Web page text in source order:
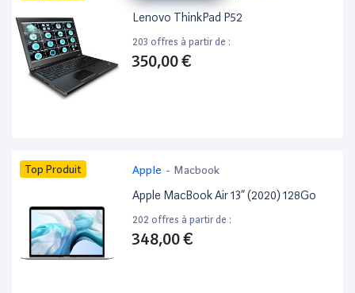
bureautique
Lenovo ThinkPad P52
203 offres à partir de :
350,00 €
Top Produit Apple - Macbook
Apple MacBook Air 13” (2020) 128Go
202 offres à partir de :
348,00 €